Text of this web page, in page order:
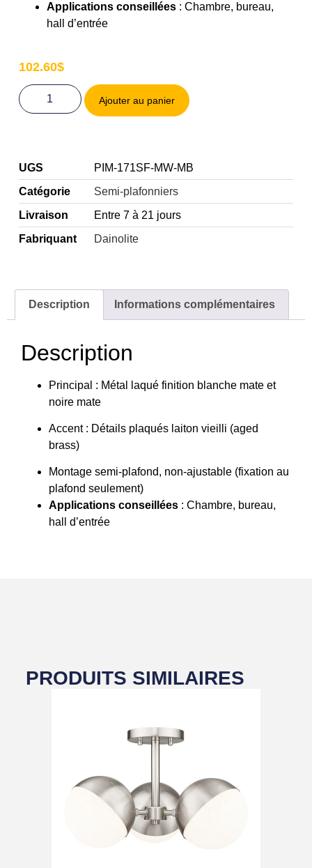
Applications conseillées: Chambre, bureau,
hall d’entrée
102.60$
Ajouter au panier
UGS
PIM-171SF-MW-MB
Catégorie
Semi-plafonniers
Livraison
Entre 7 à 21 jours
Fabriquant
Dainolite
Description Informations complémentaires
Description
Principal : Métal laqué finition blanche mate et
noire mate
Accent : Détails plaqués laiton vieilli (aged
brass)
Montage semi‑plafond, non‑ajustable (fixation au
plafond seulement)
Applications conseillées : Chambre, bureau,
hall d’entrée
PRODUITS SIMILAIRES